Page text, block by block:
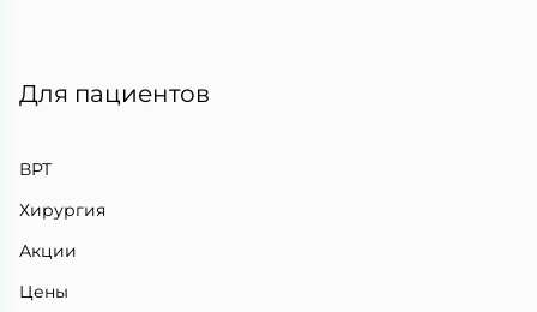
Для пациентов
ВРТ
Хирургия
Акции
Цены